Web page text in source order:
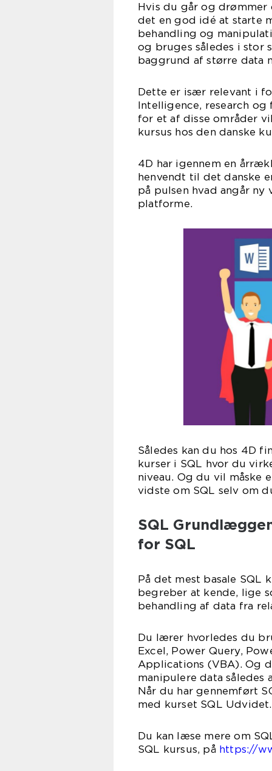
Hvis du går og drømmer
det en god idé at starte
behandling og
og bruges således i stor
baggrund af større data
Dette er især relevant i
Intelligence, research
for et af disse områder
kursus hos den danske
4D har igennem en
henvendt til det danske
på pulsen hvad angår
platforme.
Således kan du hos 4D
kurser i SQL hvor du
niveau. Og du vil måske
vidste om SQL selv om
SQL
for SQL
På det mest basale SQL
begreber at kende, lige
behandling af data fra
Du lærer hvorledes du
Excel, Power Query,
Applications (VBA). Og
manipulere data
Når du har gennemført
med kurset SQL Udvidet.
Du kan læse mere om
SQL kursus, på https://